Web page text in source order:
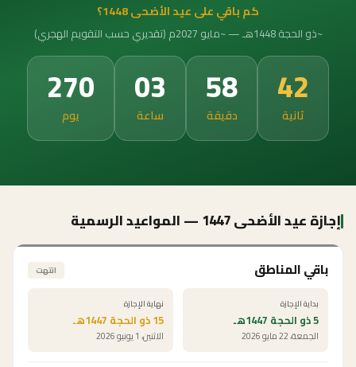
كم باقي على عيد الأضحى 1448؟
~ذو الحجة 1448هـ — ~مايو 2027م (تقديري حسب التقويم الهجري)
42
ثانية
58
دقيقة
03
ساعة
270
يوم
إجازة عيد الأضحى1447— المواعيد الرسمية
باقي المناطق انتهت
بداية الإجازة
5 ذو الحجة 1447هـ
الجمعة، 22 مايو 2026
نهاية الإجازة
15 ذو الحجة 1447هـ
الاثنين، 1 يونيو 2026